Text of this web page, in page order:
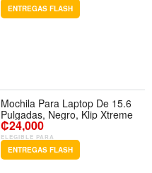
ENTREGAS FLASH
Mochila Para Laptop De 15.6
Pulgadas, Negro, Klip Xtreme
₡24,000
ELEGIBLE PARA
ENTREGAS FLASH